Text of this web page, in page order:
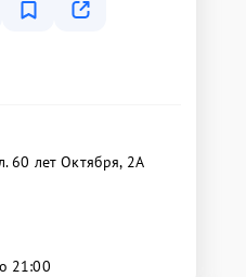
60 лет Октября, 2А
21:00